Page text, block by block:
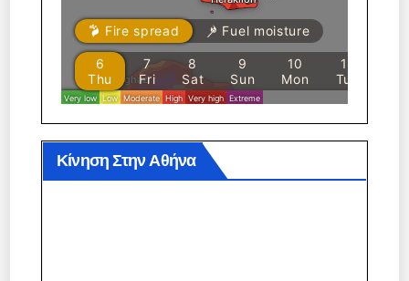
Κίνηση Στην Αθήνα